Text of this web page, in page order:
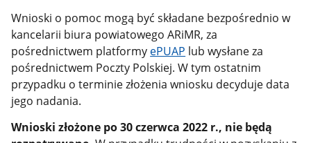
Wnioski o pomoc mogą być składane bezpośrednio w
kancelarii biura powiatowego ARiMR, za
pośrednictwem platformy ePUAP lub wysłane za
pośrednictwem Poczty Polskiej. W tym ostatnim
przypadku o terminie złożenia wniosku decyduje data
jego nadania.
Wnioski złożone po 30 czerwca 2022 r., nie będą